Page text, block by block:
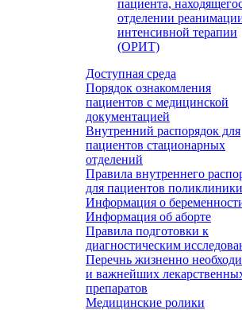
пациента,
отделении
интенсивной терапии
(ОРИТ)
Доступная среда
Порядок ознакомления
пациентов с медицинской
документацией
Внутренний распорядок для
пациентов стационарных
отделений
Правила внутреннего
для пациентов поликлиники
Информация о
Информация об аборте
Правила подготовки к
диагностическим
Перечнь жизненно
и важнейших
препаратов
Медицинские ролики